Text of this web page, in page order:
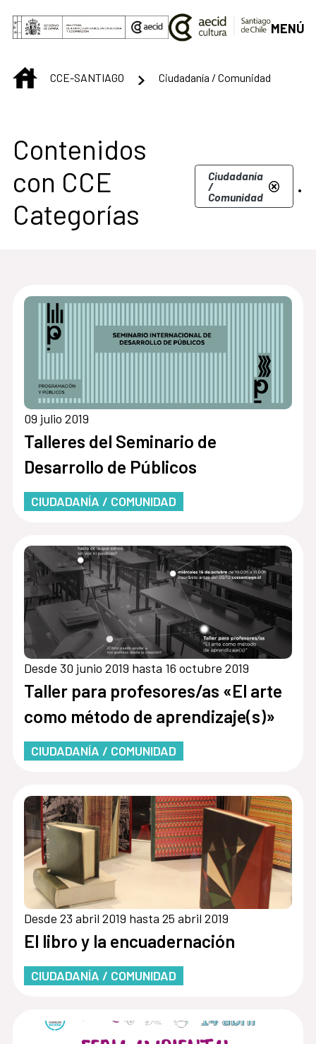
Saltar al contenido principal
MENÚ
INICIOCCE-SANTIAGO Ciudadanía / Comunidad
Centro Cultural de
Contenidos
con CCE
Categorías
Ciudadanía
/
Comunidad .
09 julio 2019
Talleres del Seminario de
Desarrollo de Públicos
CIUDADANÍA / COMUNIDAD
Desde 30 junio 2019 hasta 16 octubre 2019
Taller para profesores/as «El arte
como método de aprendizaje(s)»
CIUDADANÍA / COMUNIDAD
Desde 23 abril 2019 hasta 25 abril 2019
El libro y la encuadernación
CIUDADANÍA / COMUNIDAD